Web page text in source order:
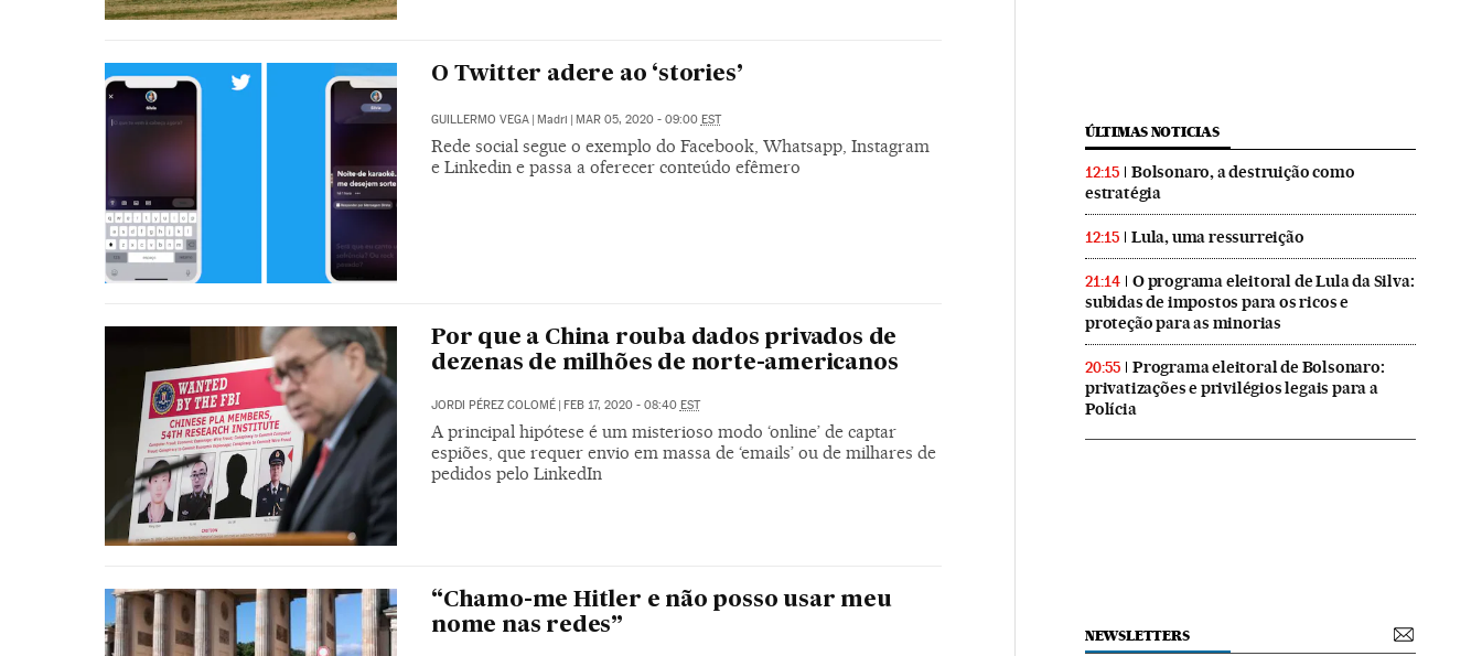
O Twitter adere ao ‘stories’
GUILLERMO VEGA | Madri | MAR 05, 2020 - 09:00 EST
Rede social segue o exemplo do Facebook, Whatsapp, Instagram
e Linkedin e passa a oferecer conteúdo efêmero
Por que a China rouba dados privados de
dezenas de milhões de norte-americanos
JORDI PÉREZ COLOMÉ FEB 17, 2020 - 08:40 EST
A principal hipótese é um misterioso modo ‘online’ de captar
espiões, que requer envio em massa de ‘emails’ ou de milhares de
pedidos pelo LinkedIn
“Chamo-me Hitler e não posso usar meu
nome nas redes”
ÚLTIMAS NOTICIAS
12:15
Bolsonaro, a destruição como
estratégia
12:15 Lula, uma ressurreição
21:14
O programa eleitoral de Lula da Silva:
subidas de impostos para os ricos e
proteção para as minorias
20:55
Programa eleitoral de Bolsonaro:
privatizações e privilégios legais para a
Polícia
NEWSLETTERS